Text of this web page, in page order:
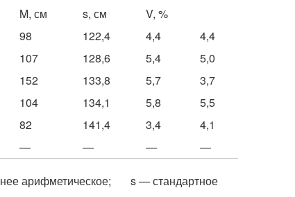
M, см s, см
V, %
98 122,4 4,4
4,4
107 128,6 5,4
5,0
152 133,8 5,7
3,7
104 134,1 5,8
5,5
82 141,4 3,4
4,1
— — — —
арифметическое; s — стандартное